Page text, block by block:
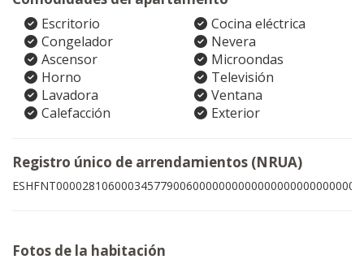
Escritorio
Cocina eléctrica
Congelador
Nevera
Ascensor
Microondas
Horno
Televisión
Lavadora
Ventana
Calefacción
Exterior
Registro único de arrendamientos (NRUA)
ESHFNT00002810600034577900600000000000000000000000004
Fotos de la habitación